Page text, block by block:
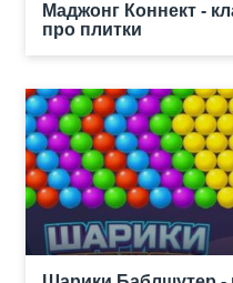
Маджонг Коннект -
про плитки